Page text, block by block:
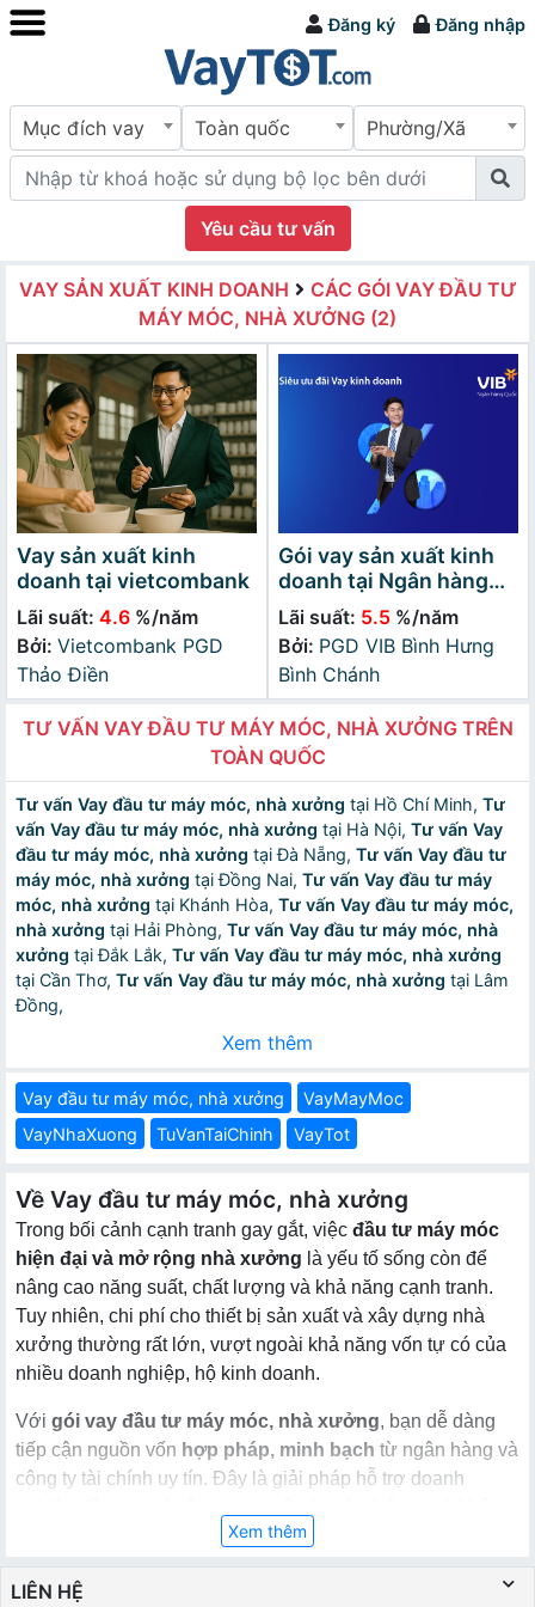
Đăng ký Đăng nhập
Mục đích vay Toàn quốc Phường/Xã
Yêu cầu tư vấn
VAY SẢN XUẤT KINH DOANH
CÁC GÓI VAY ĐẦU TƯ
MÁY MÓC, NHÀ XƯỞNG (2)
Vay sản xuất kinh
doanh tại vietcombank
Lãi suất: 4.6 %/năm
Bởi: Vietcombank PGD
Thảo Điền
Gói vay sản xuất kinh
doanh tại Ngân hàng
Quốc Tế (VIB)
Lãi suất: 5.5 %/năm
Bởi: PGD VIB Bình Hưng
Bình Chánh
TƯ VẤN VAY ĐẦU TƯ MÁY MÓC, NHÀ XƯỞNG TRÊN
TOÀN QUỐC
Tư vấn Vay đầu tư máy móc, nhà xưởng tại Hồ Chí Minh, Tư
vấn Vay đầu tư máy móc, nhà xưởng tại Hà Nội, Tư vấn Vay
đầu tư máy móc, nhà xưởng tại Đà Nẵng, Tư vấn Vay đầu tư
máy móc, nhà xưởng tại Đồng Nai, Tư vấn Vay đầu tư máy
móc, nhà xưởng tại Khánh Hòa, Tư vấn Vay đầu tư máy móc,
nhà xưởng tại Hải Phòng, Tư vấn Vay đầu tư máy móc, nhà
xưởng tại Đắk Lắk, Tư vấn Vay đầu tư máy móc, nhà xưởng
tại Cần Thơ, Tư vấn Vay đầu tư máy móc, nhà xưởng tại Lâm
Đồng,
Xem thêm
Vay đầu tư máy móc, nhà xưởng
VayMayMoc
VayNhaXuong
TuVanTaiChinh VayTot
Về Vay đầu tư máy móc, nhà xưởng
Trong bối cảnh cạnh tranh gay gắt, việc đầu tư máy móc
hiện đại và mở rộng nhà xưởng là yếu tố sống còn để
nâng cao năng suất, chất lượng và khả năng cạnh tranh.
Tuy nhiên, chi phí cho thiết bị sản xuất và xây dựng nhà
xưởng thường rất lớn, vượt ngoài khả năng vốn tự có của
nhiều doanh nghiệp, hộ kinh doanh.
Với gói vay đầu tư máy móc, nhà xưởng, bạn dễ dàng
tiếp cận nguồn vốn hợp pháp, minh bạch từ ngân hàng và
công ty tài chính uy tín. Đây là giải pháp hỗ trợ doanh
phải lo gánh nặng vốn ban đầu.
Vay đầu tư máy móc, nhà xưởng là gì?
Xem thêm
LIÊN HỆ